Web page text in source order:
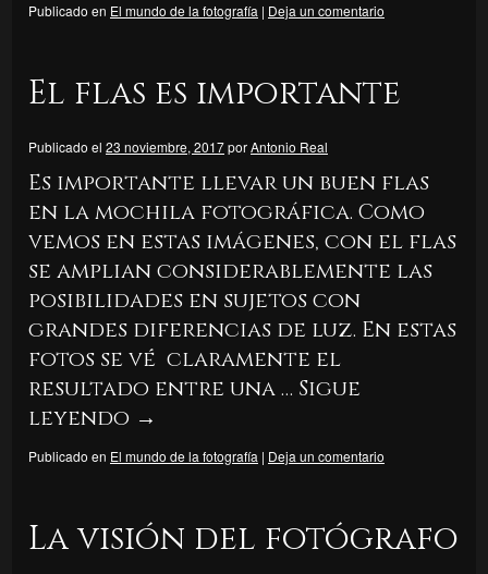
Publicado en El mundo de la fotografía | Deja un comentario
El flas es importante
Publicado el 23 noviembre, 2017porAntonio Real
Es importante llevar un buen flas
en la mochila fotográfica. Como
vemos en estas imágenes, con el flas
se amplian considerablemente las
posibilidades en sujetos con
grandes diferencias de luz. En estas
fotos se vé claramente el
resultado entre una … Sigue
leyendo →
Publicado en El mundo de la fotografía | Deja un comentario
La visión del fotógrafo